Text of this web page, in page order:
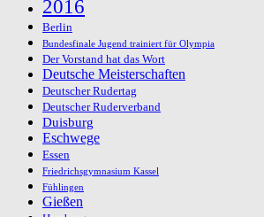
2016
Berlin
Bundesfinale Jugend trainiert für Olympia
Der Vorstand hat das Wort
Deutsche Meisterschaften
Deutscher Rudertag
Deutscher Ruderverband
Duisburg
Eschwege
Essen
Friedrichsgymnasium Kassel
Fühlingen
Gießen